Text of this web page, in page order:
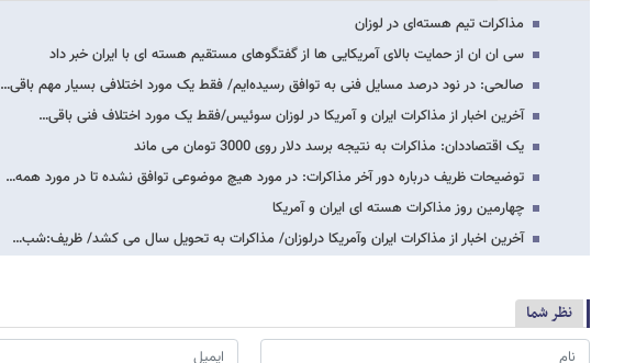
مذاکرات تیم هسته‌ای در لوزان
سی ان ان از حمایت بالای آمریکایی ها از گفتگوهای مستقیم هسته ای با ایران خبر داد
صالحی: در نود درصد مسایل فنی به توافق رسیده‌ایم/ فقط یک مورد اختلافی بسیار مهم باقی…
آخرین اخبار از مذاکرات ایران و آمریکا در لوزان سوئیس/فقط یک مورد اختلاف فنی باقی…
یک اقتصاددان: مذاکرات به نتیجه برسد دلار روی 3000 تومان می ماند
توضیحات ظریف درباره دور آخر مذاکرات: در مورد هیچ موضوعی توافق نشده تا در مورد همه…
چهارمین روز مذاکرات هسته ای ایران و آمریکا
آخرین اخبار از مذاکرات ایران وآمریکا درلوزان/ مذاکرات به تحویل سال می کشد/ ظریف:شب…
نظر شما